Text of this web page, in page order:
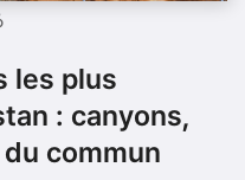
les plus
: canyons,
commun